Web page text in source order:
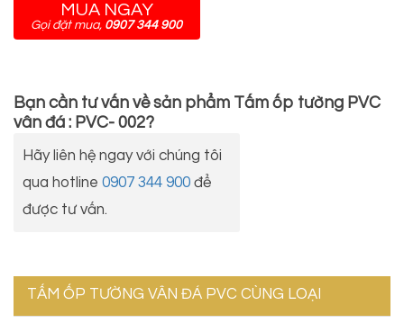
MUA NGAY
Gọi đặt mua, 0907 344 900
Bạn cần tư vấn về sản phẩm Tấm ốp tường PVC
vân đá : PVC- 002?
Hãy liên hệ ngay với chúng tôi
qua hotline 0907 344 900 để
được tư vấn.
TẤM ỐP TƯỜNG VÂN ĐÁ PVC CÙNG LOẠI